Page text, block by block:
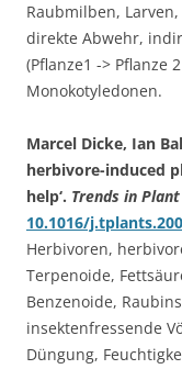
Raubmilben,
direkte Abwehr,
(Pflanze1 -> Pflanze
Monokotyledonen.
Marcel Dicke, Ian
herbivore-induced
help‘. Trends in
10.1016/
Herbivoren,
Terpenoide,
Benzenoide,
insektenfressende
Düngung,